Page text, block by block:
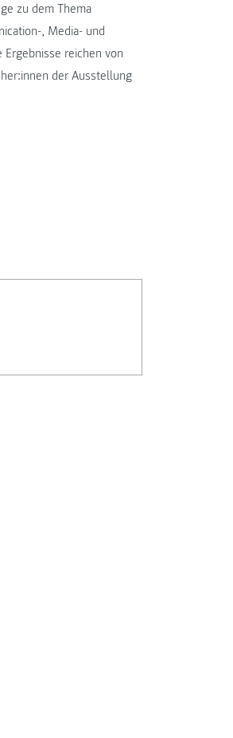
zu dem Thema
, Media- und
reichen von
der Ausstellung